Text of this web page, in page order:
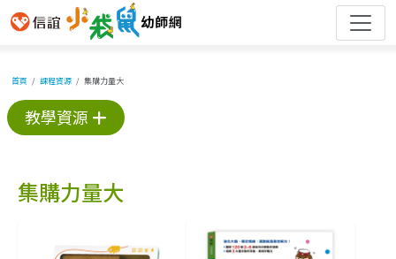
首頁 課程資源 集購力量大
教學資源
集購力量大